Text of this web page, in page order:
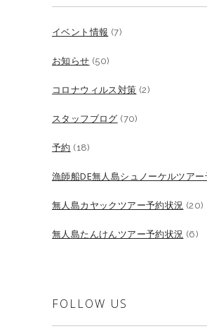
イベント情報 (7)
お知らせ (50)
コロナウィルス対策 (2)
スタッフブログ (70)
予約 (18)
漁師船DE無人島シュノーケルツア
無人島カヤックツアー予約状況 (20)
無人島たんけんツアー予約状況 (6)
FOLLOW US